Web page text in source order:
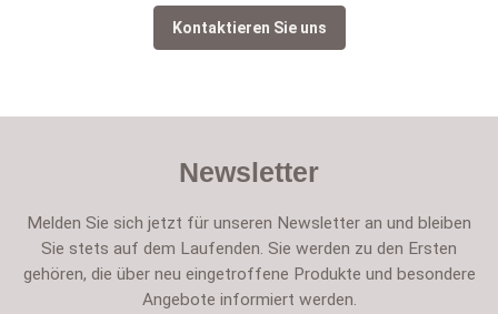
Kontaktieren Sie uns
Newsletter
Melden Sie sich jetzt für unseren Newsletter an und bleiben
Sie stets auf dem Laufenden. Sie werden zu den Ersten
gehören, die über neu eingetroffene Produkte und besondere
Angebote informiert werden.